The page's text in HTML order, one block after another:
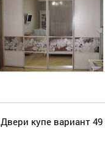
Двери купе вариант 49